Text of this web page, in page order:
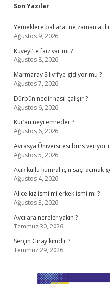
Sidebar
Son Yazılar
Yemeklere baharat ne zaman
Ağustos 9, 2026
Kuveyt’te faiz var mı ?
Ağustos 8, 2026
Marmaray Silivri’ye gidiyor mu ?
Ağustos 7, 2026
Dürbün nedir nasıl çalışır ?
Ağustos 6, 2026
Kur’an neyi emreder ?
Ağustos 6, 2026
Avrasya Üniversitesi burs veriyor
Ağustos 5, 2026
Açık küllü kumral için saçı açmak
Ağustos 4, 2026
Alice kız ismi mi erkek ismi mi ?
Ağustos 3, 2026
Avcılara nereler yakın ?
Temmuz 30, 2026
Serçin Giray kimdir ?
Temmuz 29, 2026